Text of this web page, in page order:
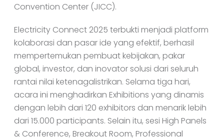
Convention Center (JICC).
Electricity Connect 2025 terbukti menjadi platform
kolaborasi dan pasar ide yang efektif, berhasil
mempertemukan pembuat kebijakan, pakar
global, investor, dan inovator solusi dari seluruh
rantai nilai ketenagalistrikan. Selama tiga hari,
acara ini menghadirkan Exhibitions yang dinamis
dengan lebih dari 120 exhibitors dan menarik lebih
dari 15.000 participants. Selain itu, sesi High Panels
& Conference, Breakout Room, Professional